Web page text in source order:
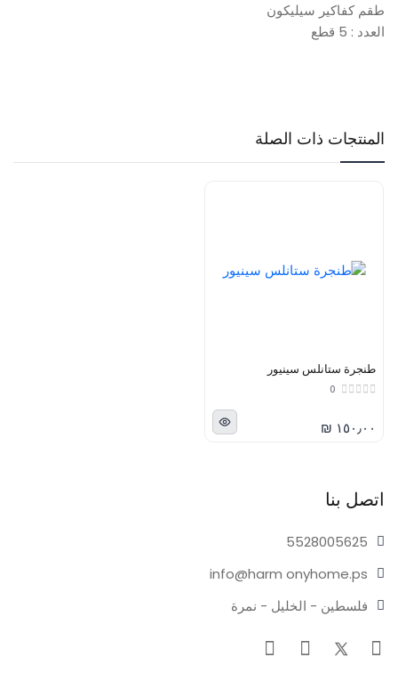
طقم كفاكير سيليكون
العدد : 5 قطع
المنتجات ذات الصلة
طنجرة ستانلس سينيور
0
١٥٠٫٠٠ ₪
اتصل بنا
05625
55280
info@harm onyhome.ps
فلسطين - الخليل - نمرة